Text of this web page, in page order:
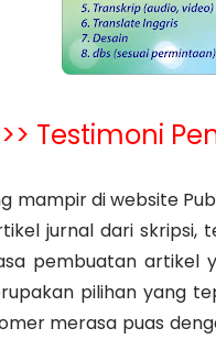
>> Testimoni
mampir di website
jurnal dari skripsi,
pembuatan artikel
pilihan yang
merasa puas